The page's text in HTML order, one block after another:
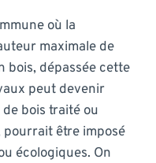
où la
maximale de
bois, dépassée cette
peut devenir
de bois traité ou
être imposé
écologiques. On